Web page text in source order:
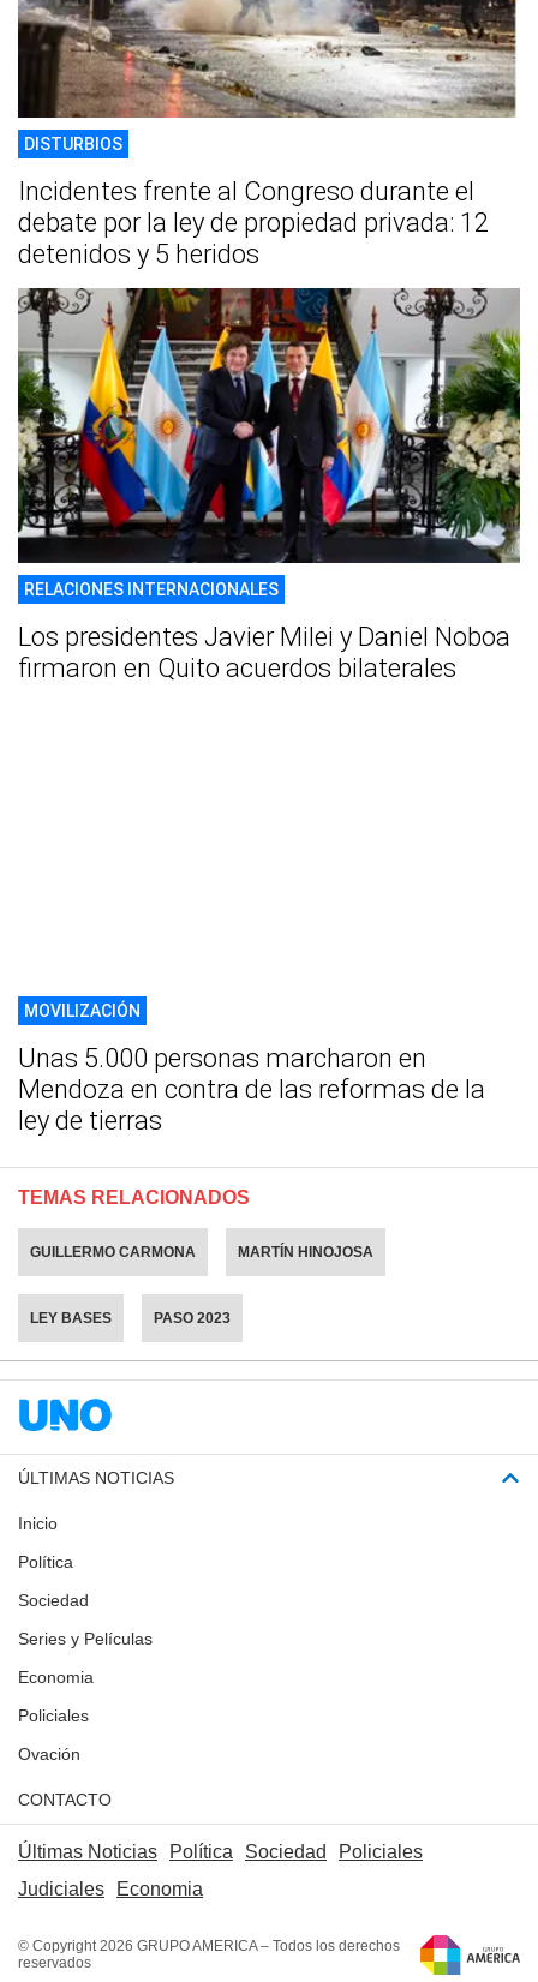
DISTURBIOS
Incidentes frente al Congreso durante el
debate por la ley de propiedad privada: 12
detenidos y 5 heridos
RELACIONES INTERNACIONALES
Los presidentes Javier Milei y Daniel Noboa
firmaron en Quito acuerdos bilaterales
MOVILIZACIÓN
Unas 5.000 personas marcharon en
Mendoza en contra de las reformas de la
ley de tierras
TEMAS RELACIONADOS
GUILLERMO CARMONA MARTÍN HINOJOSA
LEY BASES PASO 2023
ÚLTIMAS NOTICIAS
Inicio
Política
Sociedad
Series y Películas
Economia
Policiales
Ovación
CONTACTO
Últimas Noticias Política Sociedad
Policiales
Judiciales
Economia
© Copyright 2026 GRUPO AMERICA – Todos los derechos
reservados